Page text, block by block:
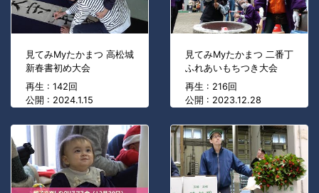
見てみMyたかまつ 高松城
新春書初め大会
再生 : 142回
公開 : 2024.1.15
見てみMyたかまつ 二番丁
ふれあいもちつき大会
再生 : 216回
公開 : 2023.12.28